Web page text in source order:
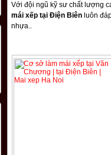
Với đội ngũ kỹ sư chất lượng
mái xếp tại Điện Biên luôn
nhựa..